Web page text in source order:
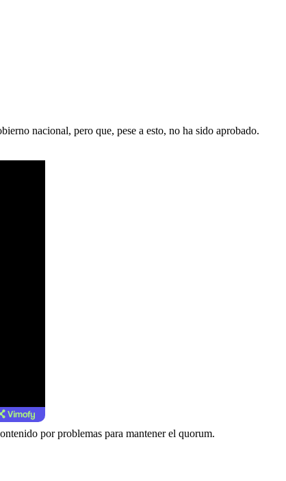
nacional, pero que, pese a esto, no ha sido aprobado.
por problemas para mantener el quorum.